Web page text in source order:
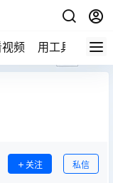
频 用工具 论技
关注 私信